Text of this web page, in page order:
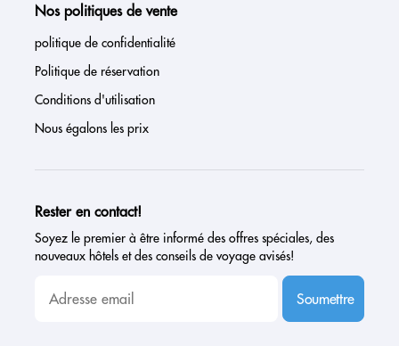
Nos politiques de vente
politique de confidentialité
Politique de réservation
Conditions d'utilisation
Nous égalons les prix
Rester en contact!
Soyez le premier à être informé des offres spéciales, des
nouveaux hôtels et des conseils de voyage avisés!
Soumettre